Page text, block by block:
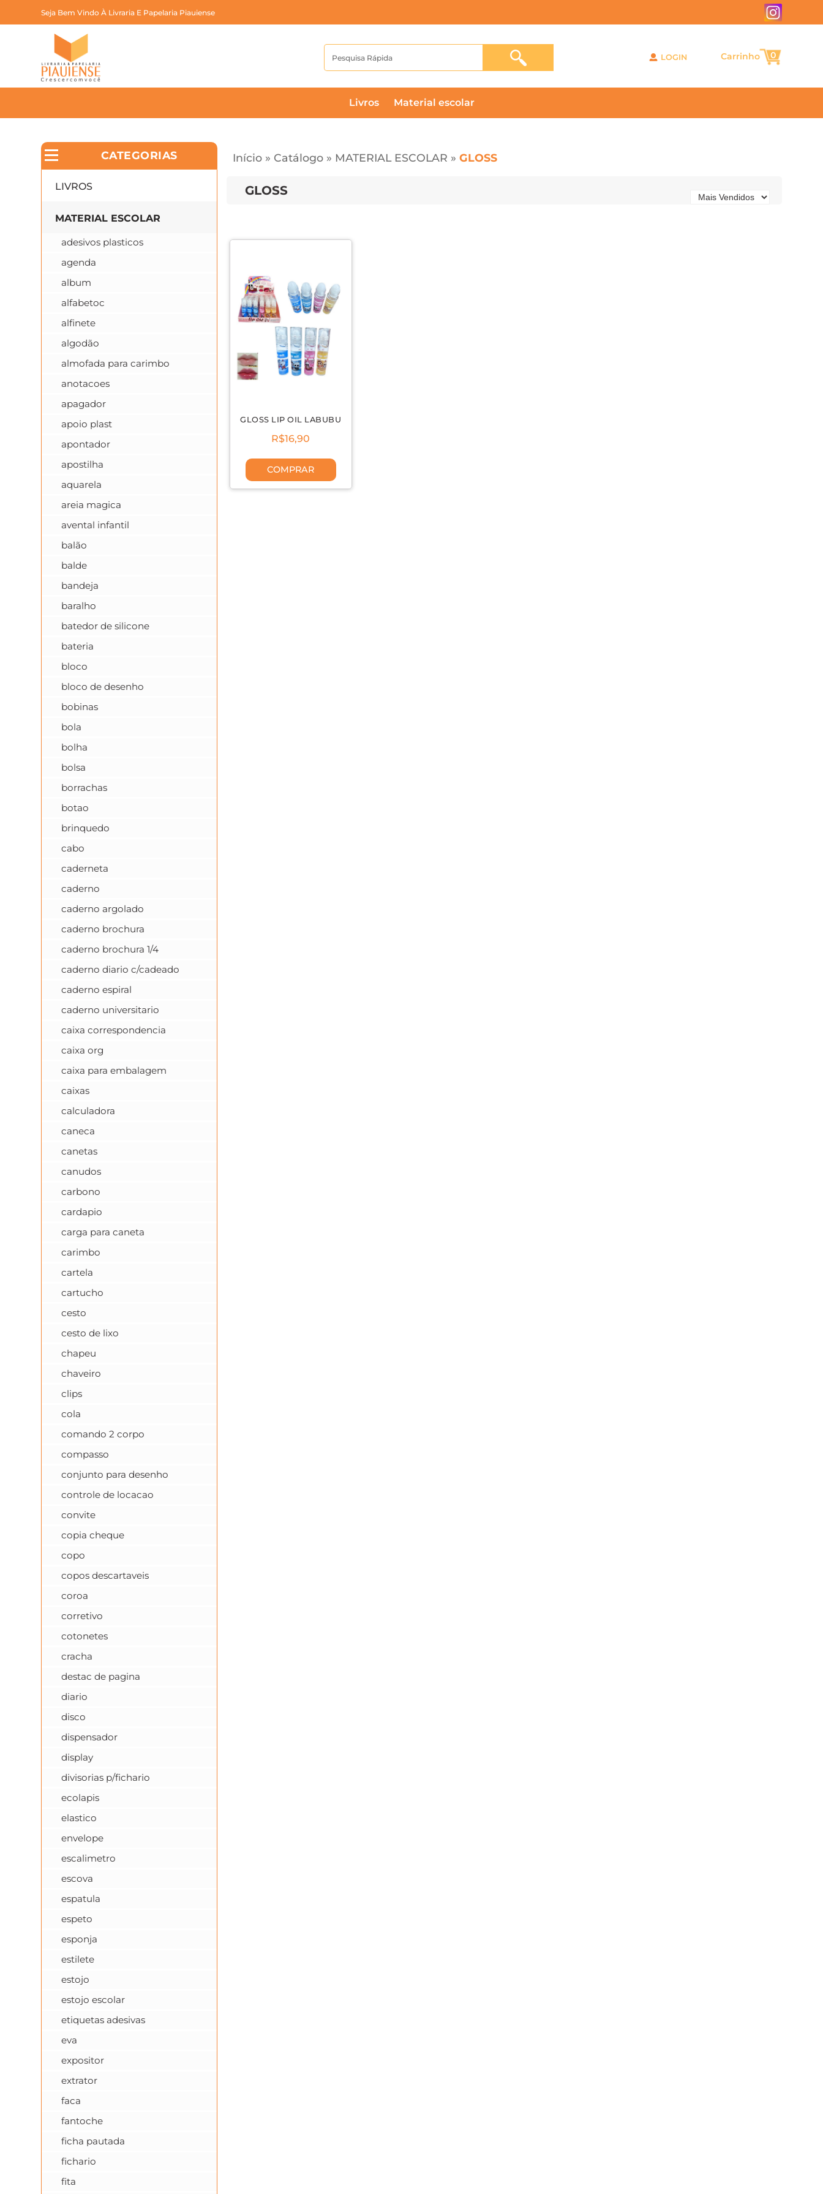
Seja Bem Vindo À Livraria E Papelaria Piauiense
LOGIN 0
livros material escolar
Início» Catálogo» MATERIAL ESCOLAR » GLOSS
GLOSS
GLOSS LIP OIL LABUBU
R$16,90
COMPRAR
CATEGORIAS
LIVROS
MATERIAL ESCOLAR
adesivos plasticos
agenda
album
alfabetoc
alfinete
algodão
almofada para carimbo
anotacoes
apagador
apoio plast
apontador
apostilha
aquarela
areia magica
avental infantil
balão
balde
bandeja
baralho
batedor de silicone
bateria
bloco
bloco de desenho
bobinas
bola
bolha
bolsa
borrachas
botao
brinquedo
cabo
caderneta
caderno
caderno argolado
caderno brochura
caderno brochura 1/4
caderno diario c/cadeado
caderno espiral
caderno universitario
caixa correspondencia
caixa org
caixa para embalagem
caixas
calculadora
caneca
canetas
canudos
carbono
cardapio
carga para caneta
carimbo
cartela
cartucho
cesto
cesto de lixo
chapeu
chaveiro
clips
cola
comando 2 corpo
compasso
conjunto para desenho
controle de locacao
convite
copia cheque
copo
copos descartaveis
coroa
corretivo
cotonetes
cracha
destac de pagina
diario
disco
dispensador
display
divisorias p/fichario
ecolapis
elastico
envelope
escalimetro
escova
espatula
espeto
esponja
estilete
estojo
estojo escolar
etiquetas adesivas
eva
expositor
extrator
faca
fantoche
ficha pautada
fichario
fita